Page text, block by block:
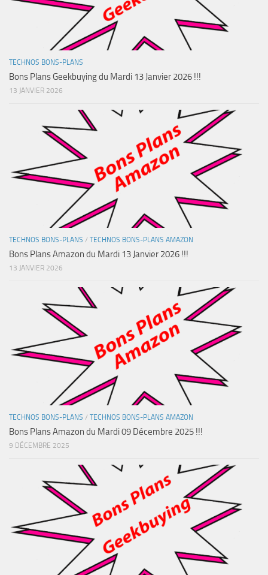
TECHNOS BONS-PLANS
Bons Plans Geekbuying du Mardi 13 Janvier 2026 !!!
13 JANVIER 2026
TECHNOS BONS-PLANS / TECHNOS BONS-PLANS AMAZON
Bons Plans Amazon du Mardi 13 Janvier 2026 !!!
13 JANVIER 2026
TECHNOS BONS-PLANS / TECHNOS BONS-PLANS AMAZON
Bons Plans Amazon du Mardi 09 Décembre 2025 !!!
9 DÉCEMBRE 2025